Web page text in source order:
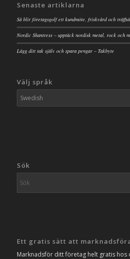
Senaste artiklarna
Så blir företagsgolf ett kundmöte, friskvård och
Nordic Shantress – upptäck nordisk metal, rock och
Lägg ditt tak själv och spara pengar – Takbyte
Välj språk
Sök
Ett gratis sätt att
Marknadsför ditt företag helt gratis hos